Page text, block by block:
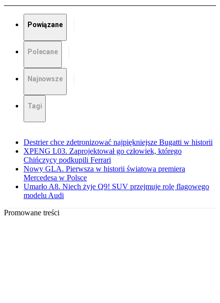
Powiązane
Polecane
Najnowsze
Tagi
Destrier chce zdetronizować najpiękniejsze Bugatti w historii
XPENG L03. Zaprojektował go człowiek, którego
Chińczycy podkupili Ferrari
Nowy GLA. Pierwsza w historii światowa premiera
Mercedesa w Polsce
Umarło A8. Niech żyje Q9! SUV przejmuje rolę flagowego
modelu Audi
Promowane treści